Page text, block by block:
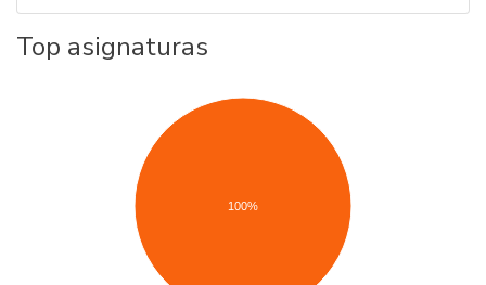
Top asignaturas
100%